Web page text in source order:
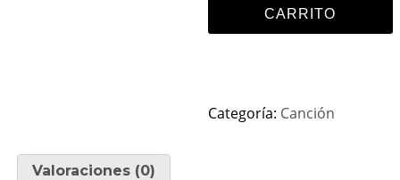
CARRITO
Categoría: Canción
Valoraciones (0)